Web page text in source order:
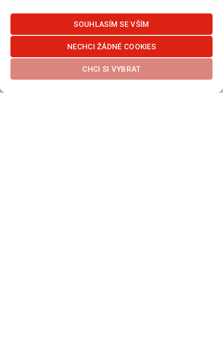
SOUHLASÍM SE VŠÍM
NECHCI ŽÁDNÉ COOKIES
CHCI SI VYBRAT